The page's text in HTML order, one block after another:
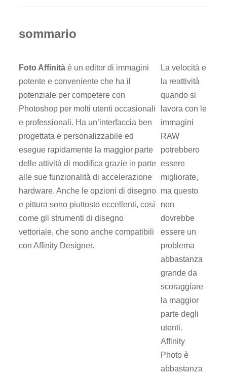
sommario
Foto Affinità è un editor di immagini
potente e conveniente che ha il
potenziale per competere con
Photoshop per molti utenti occasionali
e professionali. Ha un’interfaccia ben
progettata e personalizzabile ed
esegue rapidamente la maggior parte
delle attività di modifica grazie in parte
alle sue funzionalità di accelerazione
hardware. Anche le opzioni di disegno
e pittura sono piuttosto eccellenti, così
come gli strumenti di disegno
vettoriale, che sono anche compatibili
con Affinity Designer.
La velocità e
la reattività
quando si
lavora con le
immagini
RAW
potrebbero
essere
migliorate,
ma questo
non
dovrebbe
essere un
problema
abbastanza
grande da
scoraggiare
la maggior
parte degli
utenti.
Affinity
Photo è
abbastanza